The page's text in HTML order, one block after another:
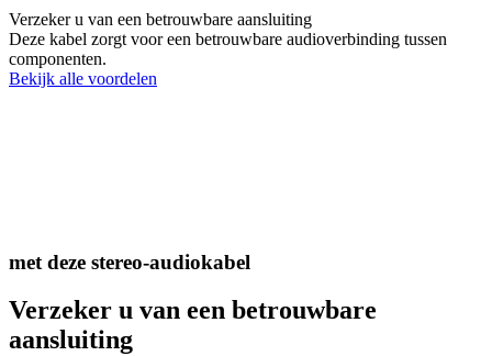
Verzeker u van een betrouwbare aansluiting
Deze kabel zorgt voor een betrouwbare audioverbinding tussen
componenten.
Bekijk alle voordelen
met deze stereo-audiokabel
Verzeker u van een betrouwbare
aansluiting